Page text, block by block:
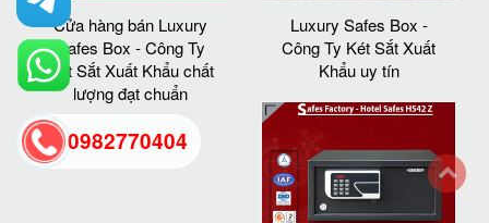
Cửa hàng bán Luxury
Safes Box - Công Ty
Két Sắt Xuất Khẩu chất
lượng đạt chuẩn
Luxury Safes Box -
Công Ty Két Sắt Xuất
Khẩu uy tín
0982770404
back